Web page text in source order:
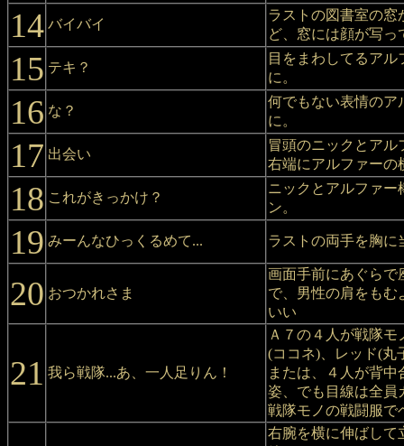
14 バイバイ
ラストの図書室の窓
ど、窓には顔が写っ
15 テキ？
目をまわしてるア
に。
16 な？
何でもない表情の
に。
17 出会い
冒頭のニックとア
右端にアルファーの
18 これがきっかけ？
ニックとアルファ
ン。
19 みーんなひっくるめて... ラストの両手を胸に
20 おつかれさま
画面手前にあぐらで
で、男性の肩をもむ
いい
21 我ら戦隊...あ、一人足りん！
Ａ７の４人が戦隊
(ココネ)、レッド(丸
または、４人が背
姿、でも目線は全員
戦隊モノの戦闘服で
右腕を横に伸ばして